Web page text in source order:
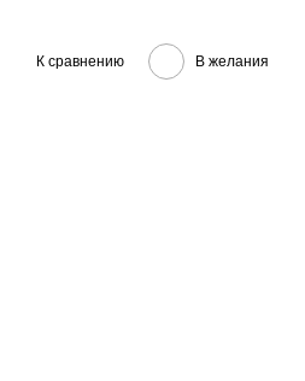
К сравнению В желания